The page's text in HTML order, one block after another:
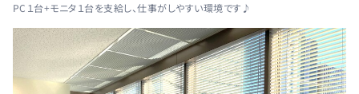
PC１台+モニタ１台を支給し、仕事がしやすい環境です♪